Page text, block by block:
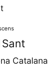
Sant
Catalana